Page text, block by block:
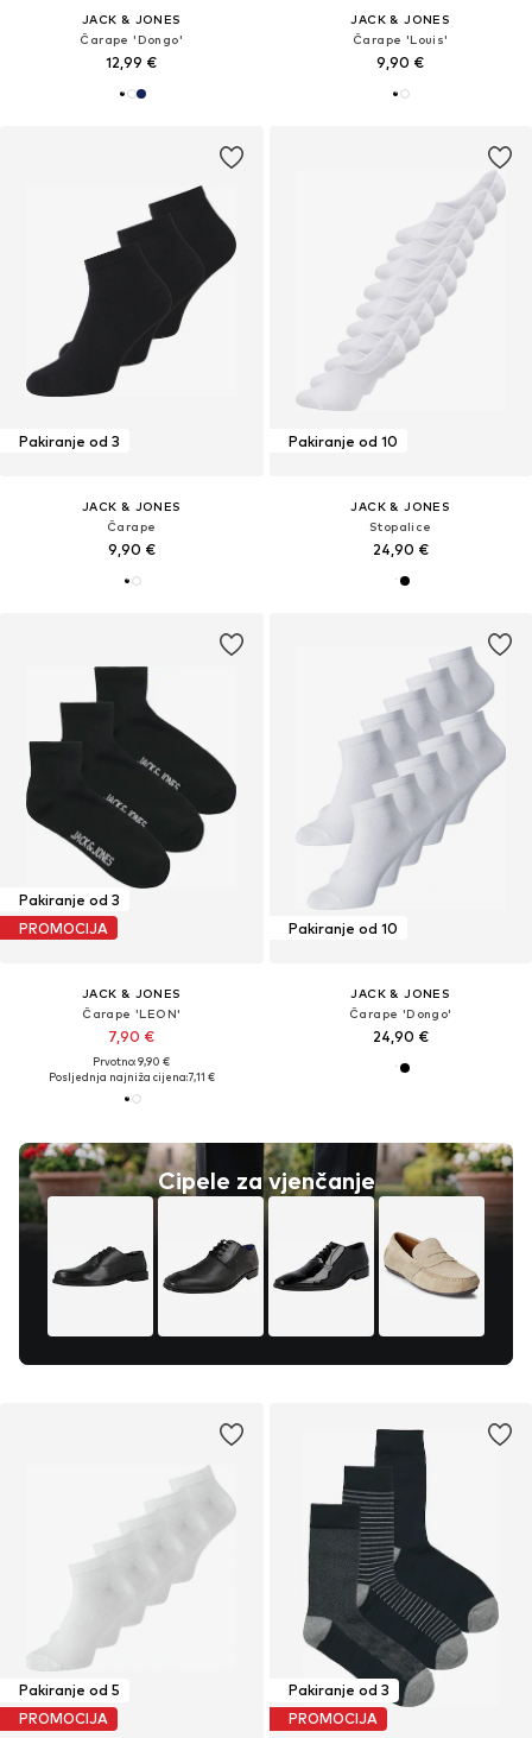
JACK & JONES
Čarape 'Dongo'
12,99 €
JACK & JONES
Čarape 'Louis'
9,90 €
Pakiranje od 3
JACK & JONES
Čarape
9,90 €
Pakiranje od 10
JACK & JONES
Stopalice
24,90 €
Pakiranje od 3
PROMOCIJA
JACK & JONES
Čarape 'LEON'
7,90 €
Prvotno: 9,90 €
Posljednja najniža cijena:7,11 €
Cipele za vjenčanje
Pakiranje od 10
JACK & JONES
Čarape 'Dongo'
24,90 €
Pakiranje od 5
PROMOCIJA
Pakiranje od 3
PROMOCIJA